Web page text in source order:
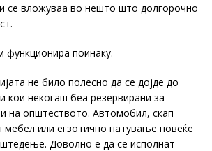
се вложуваа во нешто што долгорочно
функционира поинаку.
не било полесно да се дојде до
кои некогаш беа резервирани за
на општеството. Автомобил, скап
мебел или егзотично патување повеќе
Доволно е да се исполнат